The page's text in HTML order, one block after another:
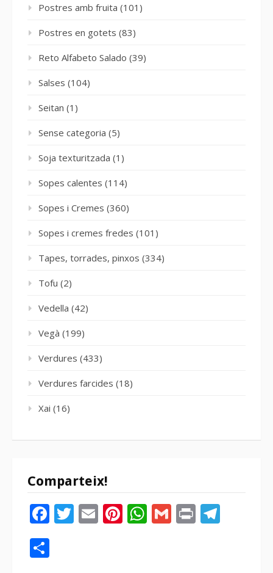
Postres amb fruita (101)
Postres en gotets (83)
Reto Alfabeto Salado (39)
Salses (104)
Seitan (1)
Sense categoria (5)
Soja texturitzada (1)
Sopes calentes (114)
Sopes i Cremes (360)
Sopes i cremes fredes (101)
Tapes, torrades, pinxos (334)
Tofu (2)
Vedella (42)
Vegà (199)
Verdures (433)
Verdures farcides (18)
Xai (16)
Comparteix!
Facebook
Twitter
EmailPinterest
WhatsApp
Gmail
Print